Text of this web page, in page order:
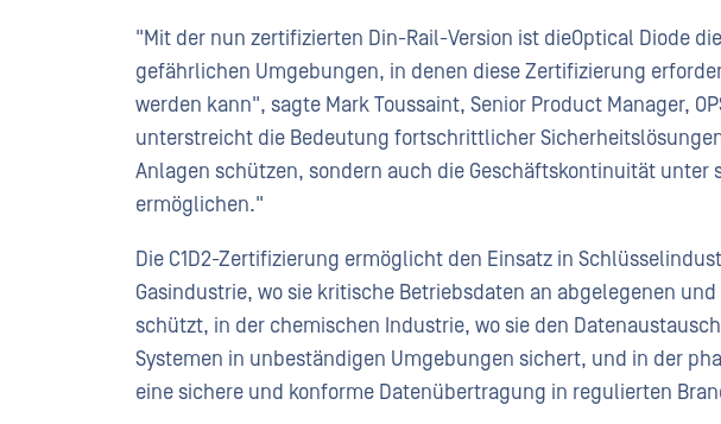
"Mit der nun zertifizierten Din-Rail-Version ist dieOptical Diode
gefährlichen Umgebungen, in denen diese Zertifizierung
werden kann", sagte Mark Toussaint, Senior Product Manager,
unterstreicht die Bedeutung fortschrittlicher
Anlagen schützen, sondern auch die Geschäftskontinuität unter
ermöglichen."
Die C1D2-Zertifizierung ermöglicht den Einsatz in
Gasindustrie, wo sie kritische Betriebsdaten an abgelegenen
schützt, in der chemischen Industrie, wo sie den
Systemen in unbeständigen Umgebungen sichert, und in der
eine sichere und konforme Datenübertragung in regulierten